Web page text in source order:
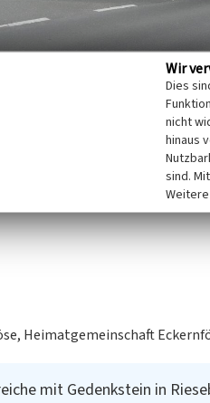
steht die Kaisereiche etwa in
Die Kaisereiche wurde zum
1897 gepflanzt und mit einem
einem Kiesbett umrahmt.
Baum steht der Gedenkstein
Heimatgemeinschaft
mit Gedenkstein in
Wir
Dies
nicht
hinaus
sind.